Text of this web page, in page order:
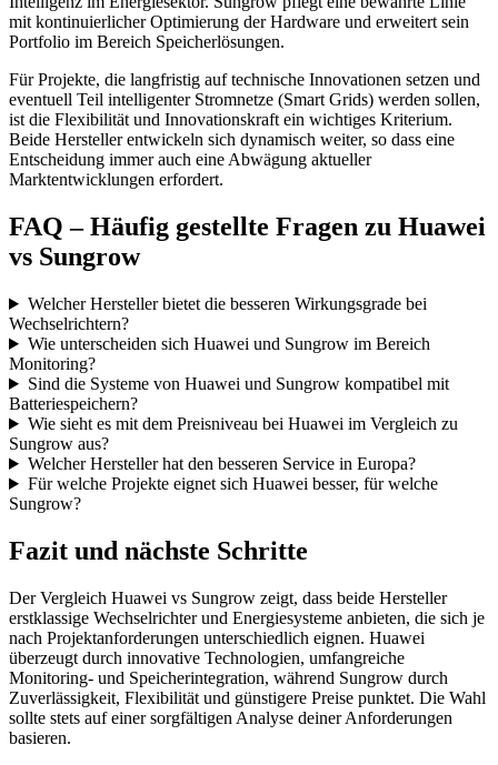
mit kontinuierlicher Optimierung der Hardware und erweitert sein
Portfolio im Bereich Speicherlösungen.
Für Projekte, die langfristig auf technische Innovationen setzen und
eventuell Teil intelligenter Stromnetze (Smart Grids) werden sollen,
ist die Flexibilität und Innovationskraft ein wichtiges Kriterium.
Beide Hersteller entwickeln sich dynamisch weiter, so dass eine
Entscheidung immer auch eine Abwägung aktueller
Marktentwicklungen erfordert.
FAQ – Häufig gestellte Fragen zu Huawei
vs Sungrow
Welcher Hersteller bietet die besseren Wirkungsgrade bei
Wechselrichtern?
Wie unterscheiden sich Huawei und Sungrow im Bereich
Monitoring?
Sind die Systeme von Huawei und Sungrow kompatibel mit
Batteriespeichern?
Wie sieht es mit dem Preisniveau bei Huawei im Vergleich zu
Sungrow aus?
Welcher Hersteller hat den besseren Service in Europa?
Für welche Projekte eignet sich Huawei besser, für welche
Sungrow?
Fazit und nächste Schritte
Der Vergleich Huawei vs Sungrow zeigt, dass beide Hersteller
erstklassige Wechselrichter und Energiesysteme anbieten, die sich je
nach Projektanforderungen unterschiedlich eignen. Huawei
überzeugt durch innovative Technologien, umfangreiche
Monitoring- und Speicherintegration, während Sungrow durch
Zuverlässigkeit, Flexibilität und günstigere Preise punktet. Die Wahl
sollte stets auf einer sorgfältigen Analyse deiner Anforderungen
basieren.